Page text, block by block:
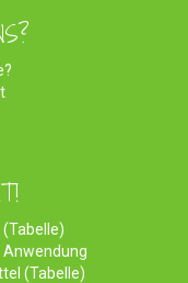
Anwendung
(Tabelle)